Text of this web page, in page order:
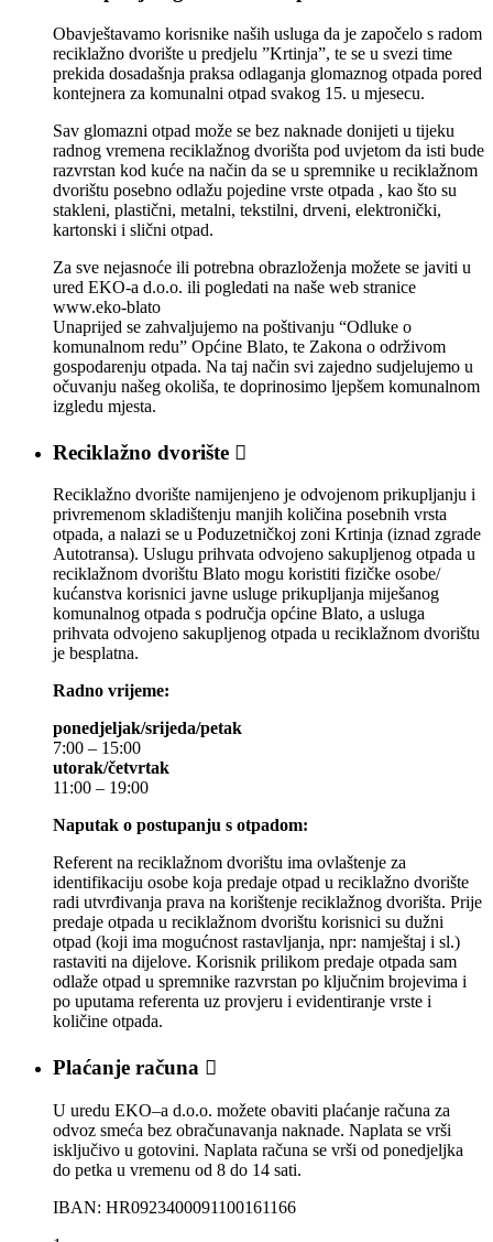
Obavještavamo korisnike naših usluga da je započelo s radom
reciklažno dvorište u predjelu ”Krtinja”, te se u svezi time
prekida dosadašnja praksa odlaganja glomaznog otpada pored
kontejnera za komunalni otpad svakog 15. u mjesecu.
Sav glomazni otpad može se bez naknade donijeti u tijeku
radnog vremena reciklažnog dvorišta pod uvjetom da isti bude
razvrstan kod kuće na način da se u spremnike u reciklažnom
dvorištu posebno odlažu pojedine vrste otpada , kao što su
stakleni, plastični, metalni, tekstilni, drveni, elektronički,
kartonski i slični otpad.
Za sve nejasnoće ili potrebna obrazloženja možete se javiti u
ured EKO-a d.o.o. ili pogledati na naše web stranice
www.eko-blato
Unaprijed se zahvaljujemo na poštivanju “Odluke o
komunalnom redu” Općine Blato, te Zakona o održivom
gospodarenju otpada. Na taj način svi zajedno sudjelujemo u
očuvanju našeg okoliša, te doprinosimo ljepšem komunalnom
izgledu mjesta.
Reciklažno dvorište 
Reciklažno dvorište namijenjeno je odvojenom prikupljanju i
privremenom skladištenju manjih količina posebnih vrsta
otpada, a nalazi se u Poduzetničkoj zoni Krtinja (iznad zgrade
Autotransa). Uslugu prihvata odvojeno sakupljenog otpada u
reciklažnom dvorištu Blato mogu koristiti fizičke osobe/
kućanstva korisnici javne usluge prikupljanja miješanog
komunalnog otpada s područja općine Blato, a usluga
prihvata odvojeno sakupljenog otpada u reciklažnom dvorištu
je besplatna.
Radno vrijeme:
ponedjeljak/srijeda/petak
7:00 – 15:00
utorak/četvrtak
11:00 – 19:00
Naputak o postupanju s otpadom:
Referent na reciklažnom dvorištu ima ovlaštenje za
identifikaciju osobe koja predaje otpad u reciklažno dvorište
radi utvrđivanja prava na korištenje reciklažnog dvorišta. Prije
predaje otpada u reciklažnom dvorištu korisnici su dužni
otpad (koji ima mogućnost rastavljanja, npr: namještaj i sl.)
rastaviti na dijelove. Korisnik prilikom predaje otpada sam
odlaže otpad u spremnike razvrstan po ključnim brojevima i
po uputama referenta uz provjeru i evidentiranje vrste i
količine otpada.
Plaćanje računa 
U uredu EKO–a d.o.o. možete obaviti plaćanje računa za
odvoz smeća bez obračunavanja naknade. Naplata se vrši
isključivo u gotovini. Naplata računa se vrši od ponedjeljka
do petka u vremenu od 8 do 14 sati.
IBAN: HR0923400091100161166